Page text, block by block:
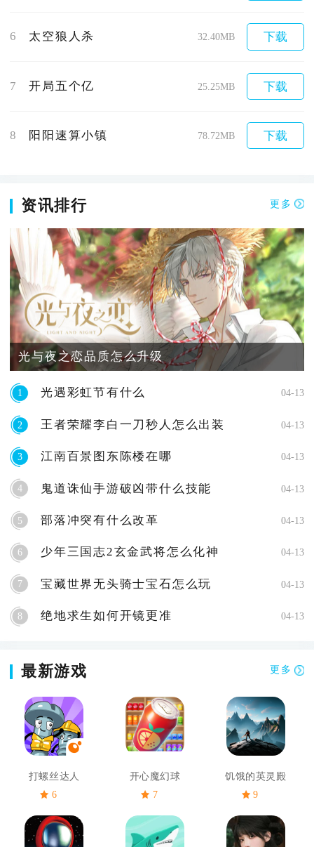
6 太空狼人杀 32.40MB 下载
7 开局五个亿 25.25MB 下载
8 阳阳速算小镇 78.72MB 下载
资讯排行 更多
光与夜之恋品质怎么升级
1 光遇彩虹节有什么 04-13
2 王者荣耀李白一刀秒人怎么出装 04-13
3 江南百景图东陈楼在哪 04-13
4 鬼道诛仙手游破凶带什么技能 04-13
5 部落冲突有什么改革 04-13
6 少年三国志2玄金武将怎么化神 04-13
7 宝藏世界无头骑士宝石怎么玩 04-13
8 绝地求生如何开镜更准 04-13
最新游戏 更多
打螺丝达人
6
开心魔幻球
7
饥饿的英灵殿
9